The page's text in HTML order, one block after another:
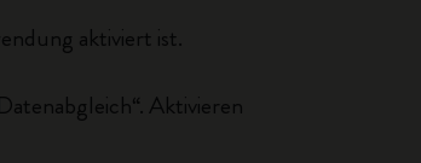
aktiviert ist.
Aktivieren